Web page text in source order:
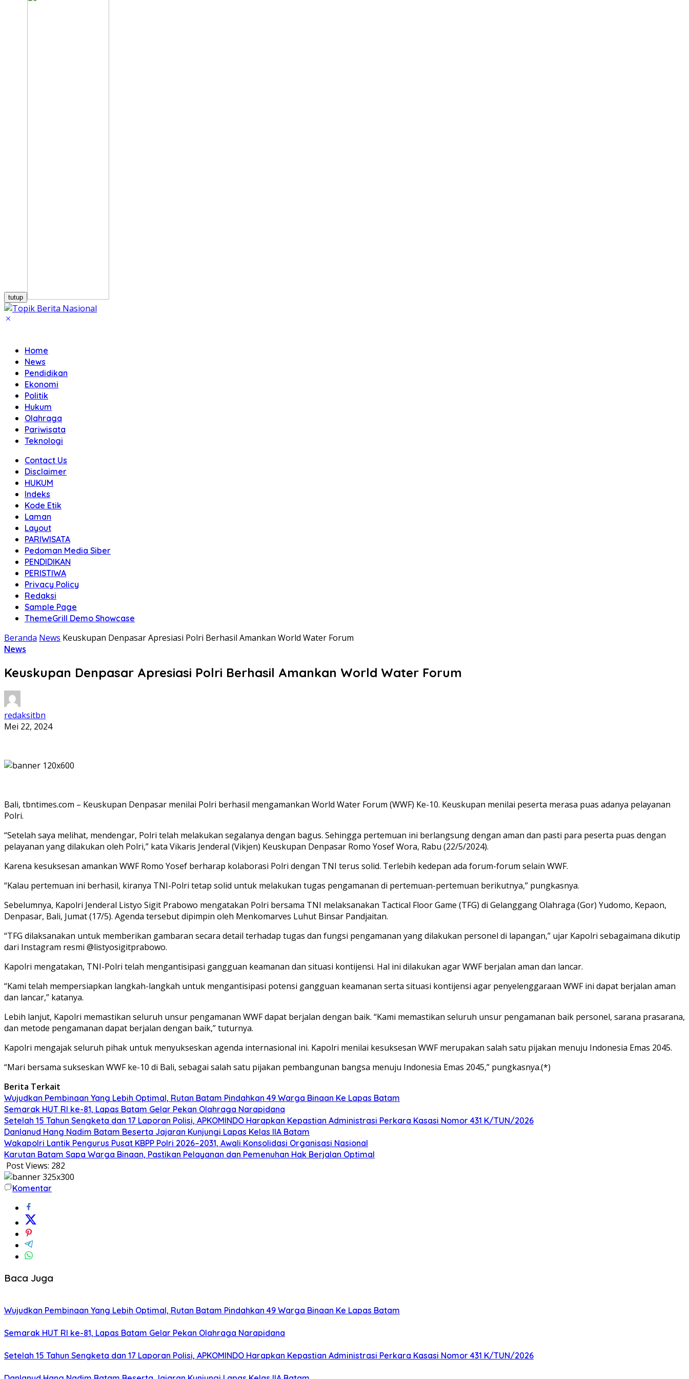
tutup
Home
News
Pendidikan
Ekonomi
Politik
Hukum
Olahraga
Pariwisata
Teknologi
Contact Us
Disclaimer
HUKUM
Indeks
Kode Etik
Laman
Layout
PARIWISATA
Pedoman Media Siber
PENDIDIKAN
PERISTIWA
Privacy Policy
Redaksi
Sample Page
ThemeGrill Demo Showcase
Beranda News Keuskupan Denpasar Apresiasi Polri Berhasil Amankan World Water Forum
News
Keuskupan Denpasar Apresiasi Polri Berhasil Amankan World Water Forum
redaksitbn
Mei 22, 2024
Bali, tbntimes.com – Keuskupan Denpasar menilai Polri berhasil mengamankan World Water Forum (WWF) Ke-10. Keuskupan menilai peserta merasa puas adanya pelayanan
Polri.
“Setelah saya melihat, mendengar, Polri telah melakukan segalanya dengan bagus. Sehingga pertemuan ini berlangsung dengan aman dan pasti para peserta puas dengan
pelayanan yang dilakukan oleh Polri,” kata Vikaris Jenderal (Vikjen) Keuskupan Denpasar Romo Yosef Wora, Rabu (22/5/2024).
Karena kesuksesan amankan WWF Romo Yosef berharap kolaborasi Polri dengan TNI terus solid. Terlebih kedepan ada forum-forum selain WWF.
“Kalau pertemuan ini berhasil, kiranya TNI-Polri tetap solid untuk melakukan tugas pengamanan di pertemuan-pertemuan berikutnya,” pungkasnya.
Sebelumnya, Kapolri Jenderal Listyo Sigit Prabowo mengatakan Polri bersama TNI melaksanakan Tactical Floor Game (TFG) di Gelanggang Olahraga (Gor) Yudomo, Kepaon,
Denpasar, Bali, Jumat (17/5). Agenda tersebut dipimpin oleh Menkomarves Luhut Binsar Pandjaitan.
“TFG dilaksanakan untuk memberikan gambaran secara detail terhadap tugas dan fungsi pengamanan yang dilakukan personel di lapangan,” ujar Kapolri sebagaimana dikutip
dari Instagram resmi @listyosigitprabowo.
Kapolri mengatakan, TNI-Polri telah mengantisipasi gangguan keamanan dan situasi kontijensi. Hal ini dilakukan agar WWF berjalan aman dan lancar.
“Kami telah mempersiapkan langkah-langkah untuk mengantisipasi potensi gangguan keamanan serta situasi kontijensi agar penyelenggaraan WWF ini dapat berjalan aman
dan lancar,” katanya.
Lebih lanjut, Kapolri memastikan seluruh unsur pengamanan WWF dapat berjalan dengan baik. “Kami memastikan seluruh unsur pengamanan baik personel, sarana prasarana,
dan metode pengamanan dapat berjalan dengan baik,” tuturnya.
Kapolri mengajak seluruh pihak untuk menyukseskan agenda internasional ini. Kapolri menilai kesuksesan WWF merupakan salah satu pijakan menuju Indonesia Emas 2045.
“Mari bersama sukseskan WWF ke-10 di Bali, sebagai salah satu pijakan pembangunan bangsa menuju Indonesia Emas 2045,” pungkasnya.(*)
Berita Terkait
Wujudkan Pembinaan Yang Lebih Optimal, Rutan Batam Pindahkan 49 Warga Binaan Ke Lapas Batam
Semarak HUT RI ke-81, Lapas Batam Gelar Pekan Olahraga Narapidana
Setelah 15 Tahun Sengketa dan 17 Laporan Polisi, APKOMINDO Harapkan Kepastian Administrasi Perkara Kasasi Nomor 431 K/TUN/2026
Danlanud Hang Nadim Batam Beserta Jajaran Kunjungi Lapas Kelas IIA Batam
Wakapolri Lantik Pengurus Pusat KBPP Polri 2026–2031, Awali Konsolidasi Organisasi Nasional
Karutan Batam Sapa Warga Binaan, Pastikan Pelayanan dan Pemenuhan Hak Berjalan Optimal
Post Views: 282
Komentar
Baca Juga
Wujudkan Pembinaan Yang Lebih Optimal, Rutan Batam Pindahkan 49 Warga Binaan Ke Lapas Batam
Semarak HUT RI ke-81, Lapas Batam Gelar Pekan Olahraga Narapidana
Setelah 15 Tahun Sengketa dan 17 Laporan Polisi, APKOMINDO Harapkan Kepastian Administrasi Perkara Kasasi Nomor 431 K/TUN/2026